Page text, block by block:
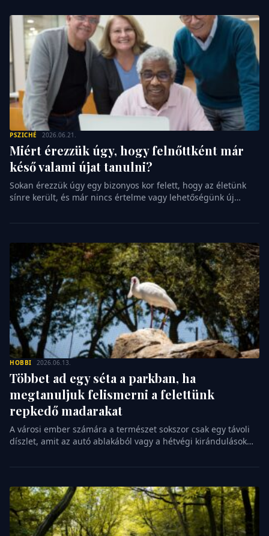
természetet egyetlen négyzetméteren is közelebb hozhatjuk
magunkhoz. Egy apró erkély […]
PSZICHÉ 2026.06.21.
Miért érezzük úgy, hogy felnőttként már
késő valami újat tanulni?
Sokan érezzük úgy egy bizonyos kor felett, hogy az életünk
sínre került, és már nincs értelme vagy lehetőségünk új
hangszeren való játékról vagy egy teljesen új szakma
Azt sulykolja, hogy a tanulás a fiatalok kiváltsága, nekünk
pedig be kell […]
HOBBI 2026.06.13.
Többet ad egy séta a parkban, ha
megtanuljuk felismerni a felettünk
repkedő madarakat
A városi ember számára a természet sokszor csak egy távoli
díszlet, amit az autó ablakából vagy a hétvégi kirándulások
izgalmasabb, mint azt elsőre gondolnánk, csak meg kell
biológusok vagy a nyugdíjas angol urak hobbija, hanem egy
bárki számára elérhető […]